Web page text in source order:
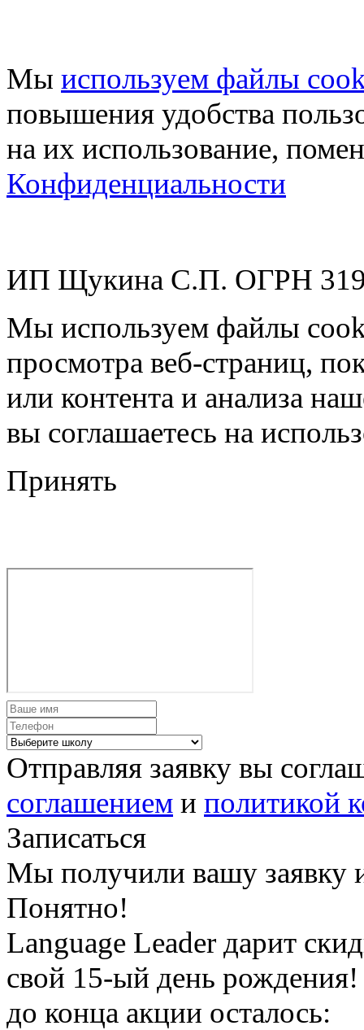
Мы используем файлы
повышения удобства
на их использование,
Конфиденциальности
ИП Щукина С.П. ОГРН
Мы используем файлы
просмотра веб-страниц,
или контента и анализа
вы соглашаетесь на
Принять
Отправляя заявку вы
соглашением и политикой
Записаться
Мы получили вашу заявку
Понятно!
Language Leader дарит
свой 15-ый день рождения!
до конца акции осталось: